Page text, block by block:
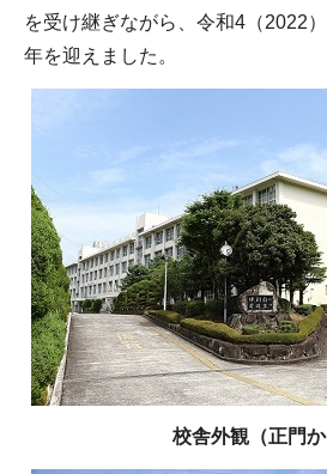
を受け継ぎながら、令和4（2022
年を迎えました。
校舎外観（正門か